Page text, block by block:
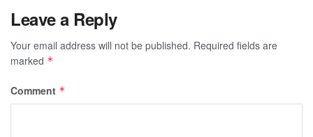
Leave a Reply
Your email address will not be published. Required fields are
marked *
Comment *